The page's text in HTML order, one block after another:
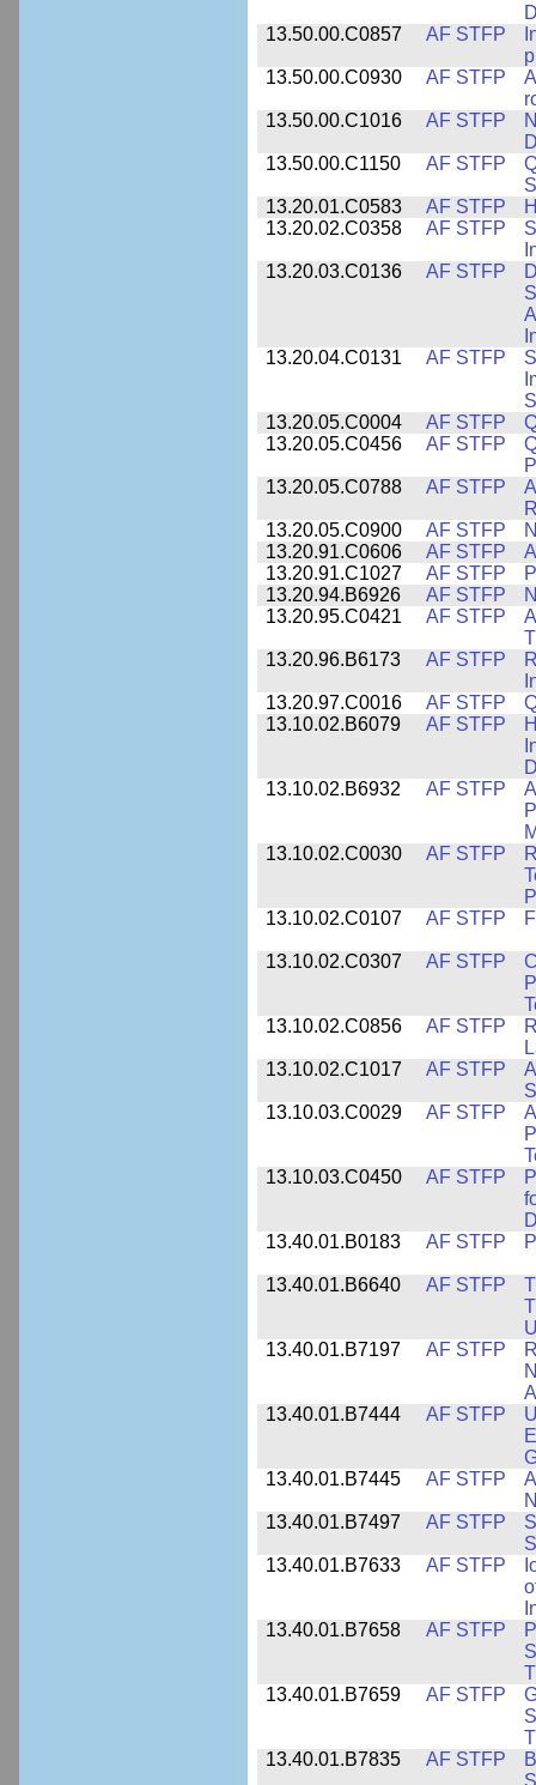
13.50.00.C0857
AF STFP
13.50.00.C0930
AF STFP
13.50.00.C1016
AF STFP
13.50.00.C1150
AF STFP
13.20.01.C0583
AF STFP
13.20.02.C0358
AF STFP
13.20.03.C0136
AF STFP
13.20.04.C0131
AF STFP
13.20.05.C0004
AF STFP
13.20.05.C0456
AF STFP
13.20.05.C0788
AF STFP
13.20.05.C0900
AF STFP
13.20.91.C0606
AF STFP
13.20.91.C1027
AF STFP
13.20.94.B6926
AF STFP
13.20.95.C0421
AF STFP
13.20.96.B6173
AF STFP
13.20.97.C0016
AF STFP
13.10.02.B6079
AF STFP
13.10.02.B6932
AF STFP
13.10.02.C0030
AF STFP
13.10.02.C0107
AF STFP
13.10.02.C0307 AF STFP
13.10.02.C0856
AF STFP
13.10.02.C1017
AF STFP
13.10.03.C0029
AF STFP
13.10.03.C0450
AF STFP
13.40.01.B0183
AF STFP
13.40.01.B6640 AF STFP
13.40.01.B7197
AF STFP
13.40.01.B7444
AF STFP
13.40.01.B7445
AF STFP
13.40.01.B7497
AF STFP
13.40.01.B7633
AF STFP
13.40.01.B7658
AF STFP
13.40.01.B7659
AF STFP
13.40.01.B7835
AF STFP